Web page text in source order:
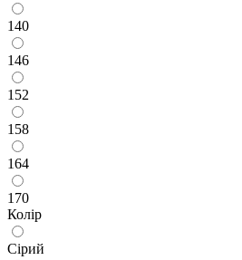
140
146
152
158
164
170
Колір
Сірий